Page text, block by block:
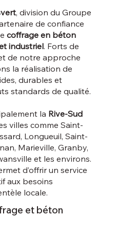
, division du Groupe
de confiance
coffrage en béton
industriel. Forts de
de notre approche
la réalisation de
durables et
standards de qualité.
la Rive-Sud
villes comme Saint-
Longueuil, Saint-
Marieville, Granby,
et les environs.
d’offrir un service
aux besoins
locale.
et béton